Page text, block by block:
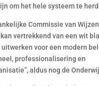
om het hele systeem te
Commissie van
vertrekkend van een wit
uitwerken voor een modern
professionalisering en
aldus nog de